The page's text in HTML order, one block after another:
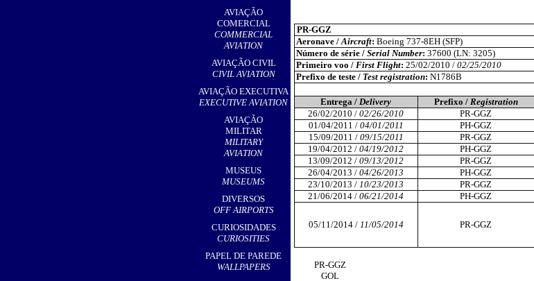
AVIAÇÃO
COMERCIAL
COMMERCIAL
AVIATION
AVIAÇÃO CIVIL
CIVIL AVIATION
AVIAÇÃO EXECUTIVA
EXECUTIVE AVIATION
AVIAÇÃO
MILITAR
MILITARY
AVIATION
MUSEUS
MUSEUMS
DIVERSOS
OFF AIRPORTS
CURIOSIDADES
CURIOSITIES
PAPEL DE PAREDE
WALLPAPERS
PR-GGZ
Aeronave /Aircraft: Boeing 737-8EH (SFP)
Número de série / Serial Number: 37600 (LN: 3205)
Primeiro voo / First Flight: 25/02/2010 / 02/25/2010
Prefixo de teste /Test registration: N1786B
Entrega / Delivery Prefixo / Registration
26/02/2010 / 02/26/2010 PR-GGZ
01/04/2011 / 04/01/2011 PH-GGZ
15/09/2011 / 09/15/2011 PR-GGZ
19/04/2012 / 04/19/2012 PH-GGZ
13/09/2012 / 09/13/2012 PR-GGZ
26/04/2013 / 04/26/2013 PH-GGZ
23/10/2013 / 10/23/2013 PR-GGZ
21/06/2014 / 06/21/2014 PH-GGZ
05/11/2014 / 11/05/2014 PR-GGZ
PR-GGZ
GOL